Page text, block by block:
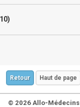
Retour Haut de page
© 2026 Allo-Médecins